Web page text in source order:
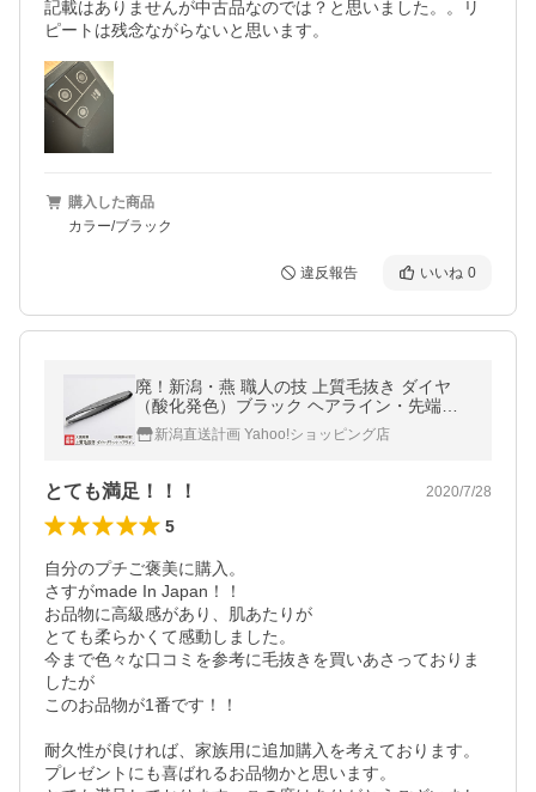
記載はありませんが中古品なのでは？と思いました。。リ
ピートは残念ながらないと思います。
購入した商品
カラー/ブラック
違反報告 いいね 0
廃！新潟・燕 職人の技 上質毛抜き ダイヤ
（酸化発色）ブラック ヘアライン・先端斜
め型/大真産業/ステンレス製 精密 新潟 日本
産 国産/送料無料
新潟直送計画 Yahoo!ショッピング店
とても満足！！！ 2020/7/28
5
自分のプチご褒美に購入。
さすがmade In Japan！！
お品物に高級感があり、肌あたりが
とても柔らかくて感動しました。
今まで色々な口コミを参考に毛抜きを買いあさっておりま
したが
このお品物が1番です！！
耐久性が良ければ、家族用に追加購入を考えております。
プレゼントにも喜ばれるお品物かと思います。